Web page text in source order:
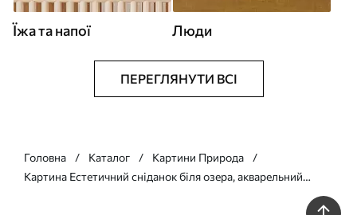
Їжа та напої Люди
ПЕРЕГЛЯНУТИ ВСІ
Головна Каталог
Картини Природа
Картина Естетичний сніданок біля озера, акварельний